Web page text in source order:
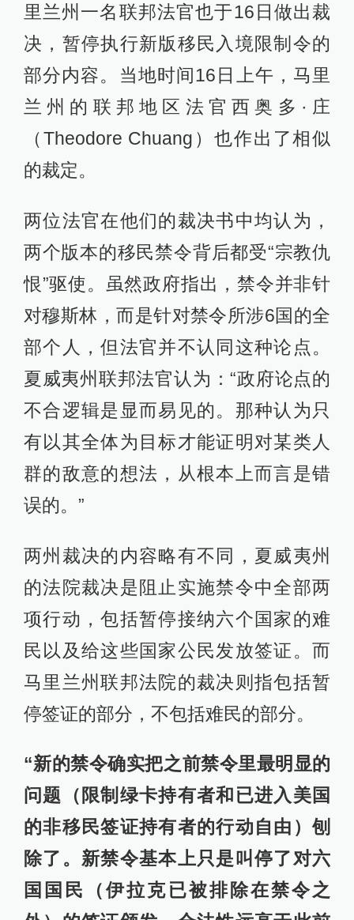
里兰州一名联邦法官也于16日做出裁
决，暂停执行新版移民入境限制令的
部分内容。当地时间16日上午，马里
兰州的联邦地区法官西奥多·庄
（Theodore Chuang）也作出了相似
的裁定。
两位法官在他们的裁决书中均认为，
两个版本的移民禁令背后都受“宗教仇
恨”驱使。虽然政府指出，禁令并非针
对穆斯林，而是针对禁令所涉6国的全
部个人，但法官并不认同这种论点。
夏威夷州联邦法官认为：“政府论点的
不合逻辑是显而易见的。那种认为只
有以其全体为目标才能证明对某类人
群的敌意的想法，从根本上而言是错
误的。”
两州裁决的内容略有不同，夏威夷州
的法院裁决是阻止实施禁令中全部两
项行动，包括暂停接纳六个国家的难
民以及给这些国家公民发放签证。而
马里兰州联邦法院的裁决则指包括暂
停签证的部分，不包括难民的部分。
“新的禁令确实把之前禁令里最明显的
问题（限制绿卡持有者和已进入美国
的非移民签证持有者的行动自由）刨
除了。新禁令基本上只是叫停了对六
国国民（伊拉克已被排除在禁令之